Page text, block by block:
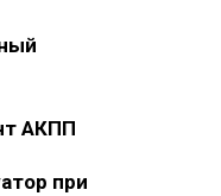
АКПП
при